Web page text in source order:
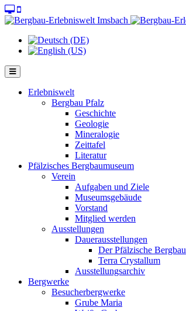
Erlebniswelt
Bergbau Pfalz
Geschichte
Geologie
Mineralogie
Zeittafel
Literatur
Pfälzisches Bergbaumuseum
Verein
Aufgaben und Ziele
Museumsgebäude
Vorstand
Mitglied werden
Ausstellungen
Dauerausstellungen
Der Pfälzische Bergbau
Terra Crystallum
Ausstellungsarchiv
Bergwerke
Besucherbergwerke
Grube Maria
Jahr
Monat
Jahr
Monat